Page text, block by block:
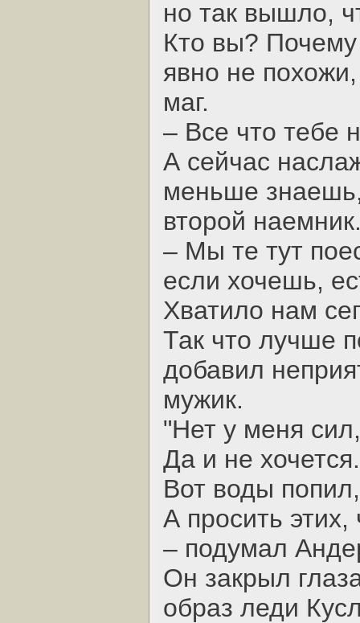
но так вышло,
Кто вы?
явно не
маг.
– Все что тебе
А сейчас
меньше
второй
– Мы те тут
если хочешь,
Хватило нам
Так что лучше
добавил
мужик.
"Нет у меня
Да и не хочется.
Вот воды
А просить
– подумал
Он закрыл
образ леди